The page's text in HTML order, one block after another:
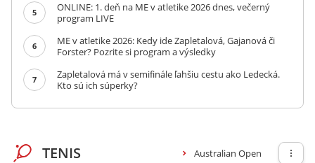
5
ONLINE: 1. deň na ME v atletike 2026 dnes, večerný
program LIVE
6
ME v atletike 2026: Kedy ide Zapletalová, Gajanová či
Forster? Pozrite si program a výsledky
7
Zapletalová má v semifinále ľahšiu cestu ako Ledecká.
Kto sú ich súperky?
TENIS Australian Open